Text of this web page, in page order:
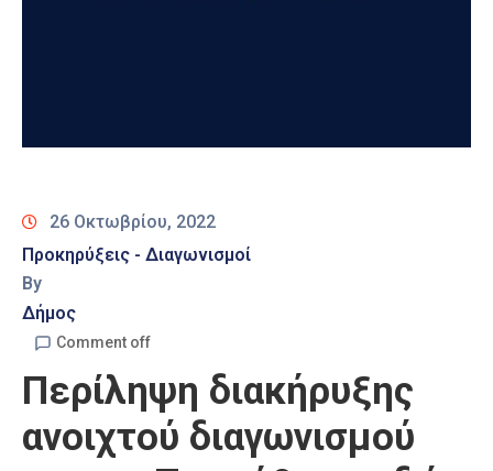
26 Οκτωβρίου, 2022
Προκηρύξεις - Διαγωνισμοί
By
Δήμος
Comment off
Περίληψη διακήρυξης
ανοιχτού διαγωνισμού